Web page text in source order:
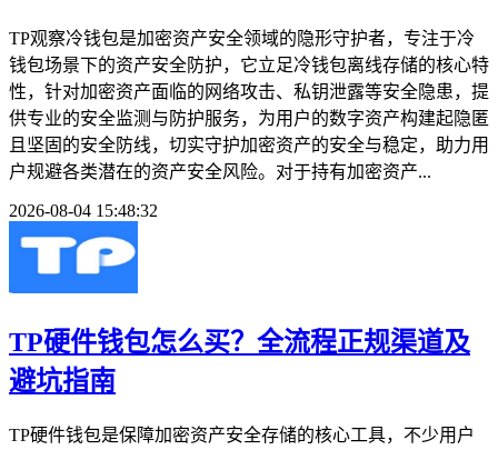
TP观察冷钱包是加密资产安全领域的隐形守护者，专注于冷
钱包场景下的资产安全防护，它立足冷钱包离线存储的核心特
性，针对加密资产面临的网络攻击、私钥泄露等安全隐患，提
供专业的安全监测与防护服务，为用户的数字资产构建起隐匿
且坚固的安全防线，切实守护加密资产的安全与稳定，助力用
户规避各类潜在的资产安全风险。对于持有加密资产...
2026-08-04 15:48:32
TP硬件钱包怎么买？全流程正规渠道及
避坑指南
TP硬件钱包是保障加密资产安全存储的核心工具，不少用户